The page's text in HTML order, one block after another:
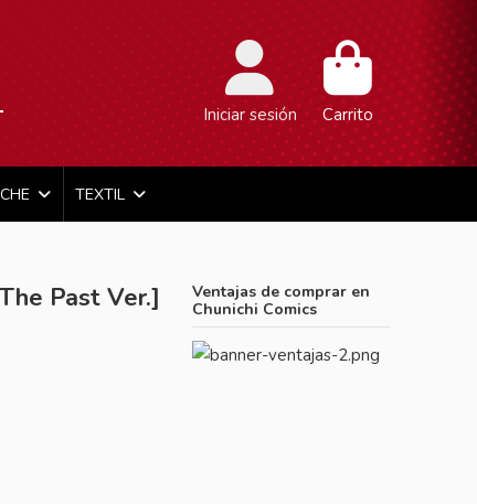
Iniciar sesión Carrito
TEXTIL
Past Ver.]
Ventajas de comprar en
Chunichi Comics